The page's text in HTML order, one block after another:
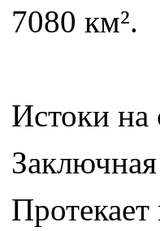
7080 км².
Истоки на